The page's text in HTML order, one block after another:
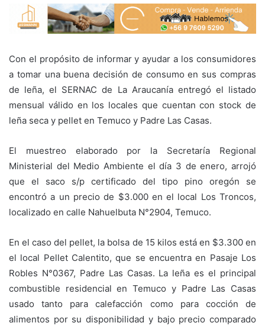
Con el propósito de informar y ayudar a los consumidores
a tomar una buena decisión de consumo en sus compras
de leña, el SERNAC de La Araucanía entregó el listado
mensual válido en los locales que cuentan con stock de
leña seca y pellet en Temuco y Padre Las Casas.
El muestreo elaborado por la Secretaría Regional
Ministerial del Medio Ambiente el día 3 de enero, arrojó
que el saco s/p certificado del tipo pino oregón se
encontró a un precio de $3.000 en el local Los Troncos,
localizado en calle Nahuelbuta N°2904, Temuco.
En el caso del pellet, la bolsa de 15 kilos está en $3.300 en
el local Pellet Calentito, que se encuentra en Pasaje Los
Robles N°0367, Padre Las Casas. La leña es el principal
combustible residencial en Temuco y Padre Las Casas
usado tanto para calefacción como para cocción de
alimentos por su disponibilidad y bajo precio comparado